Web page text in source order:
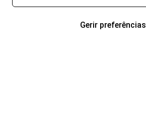
Gerir preferências